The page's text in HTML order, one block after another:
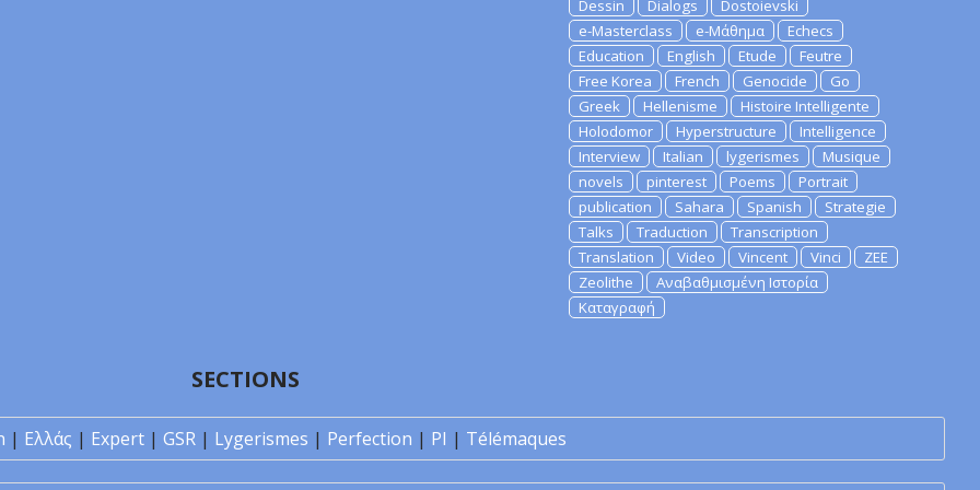
Dessin
Dialogs
Dostoievski
e-Masterclass
e-Μάθημα
Echecs
Education
English Etude
Feutre
Free Korea
French Genocide
Go
Greek
Hellenisme
Histoire Intelligente
Holodomor
Hyperstructure
Intelligence
Interview
Italian lygerismes
Musique
novels
pinterest Poems
Portrait
publication
Sahara Spanish
Strategie
Talks
Traduction
Transcription
Translation
Video Vincent Vinci
ZEE
Zeolithe
Αναβαθμισμένη Ιστορία
Καταγραφή
SECTIONS
| Ελλάς | Expert | GSR | Lygerismes | Perfection | PI | Télémaques